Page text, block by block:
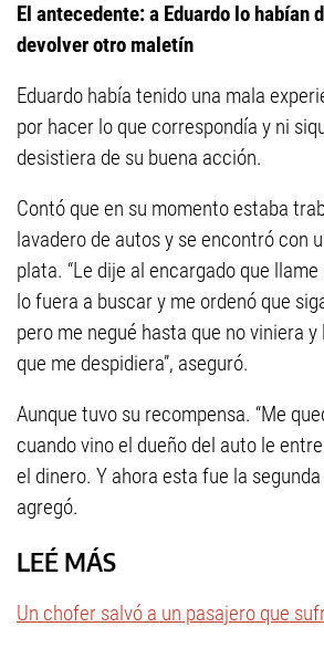
El antecedente: a Eduardo lo habían
devolver otro maletín
Eduardo había tenido una mala
por hacer lo que correspondía y ni
desistiera de su buena acción.
Contó que en su momento estaba
lavadero de autos y se encontró con
plata. “Le dije al encargado que
lo fuera a buscar y me ordenó que
pero me negué hasta que no viniera
que me despidiera”, aseguró.
Aunque tuvo su recompensa. “Me
cuando vino el dueño del auto le
el dinero. Y ahora esta fue la
agregó.
LEÉ MÁS
Un chofer salvó a un pasajero que